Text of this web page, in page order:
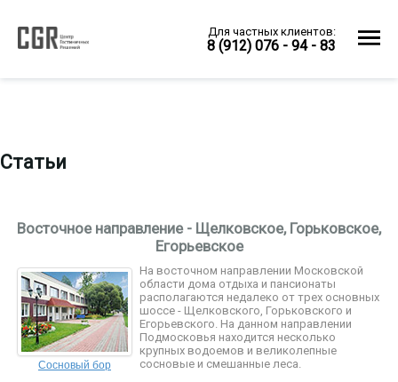
Для частных клиентов:
8 (912) 076 - 94 - 83
Статьи
Восточное направление - Щелковское, Горьковское,
Егорьевское
Сосновый бор
На восточном направлении Московской
области дома отдыха и пансионаты
располагаются недалеко от трех основных
шоссе - Щелковского, Горьковского и
Егорьевского. На данном направлении
Подмосковья находится несколько
крупных водоемов и великолепные
сосновые и смешанные леса.